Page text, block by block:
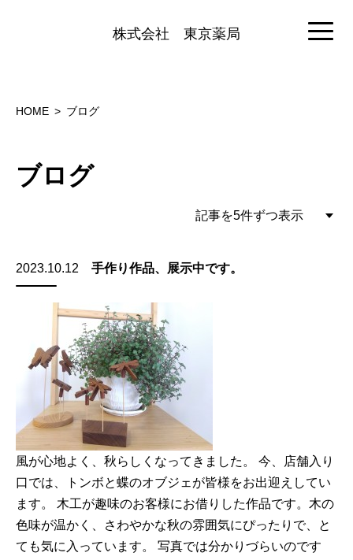
株式会社 東京薬局
HOME ブログ
ブログ
2023.10.12 手作り作品、展示中です。
風が心地よく、秋らしくなってきました。 今、店舗入り
口では、トンボと蝶のオブジェが皆様をお出迎えしてい
ます。 木工が趣味のお客様にお借りした作品です。木の
色味が温かく、さわやかな秋の雰囲気にぴったりで、と
ても気に入っています。 写真では分かりづらいのです